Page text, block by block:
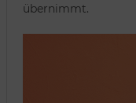
übernimmt.